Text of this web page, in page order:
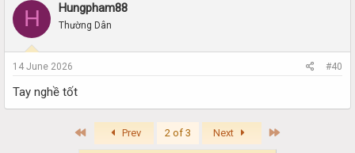
H Hungpham88
Thường Dân
14 June 2026 #40
Tay nghề tốt
First Prev 2 of 3 Next